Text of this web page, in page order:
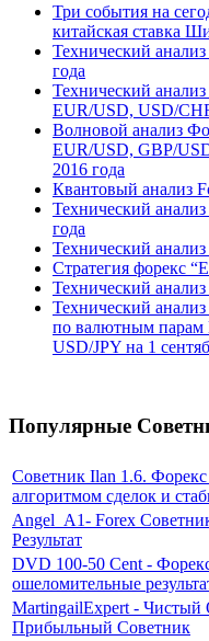
Три события на
китайская ставка
Технический
года
Технический
EUR/USD, USD/
Волновой анализ
EUR/USD, GBP/
2016 года
Квантовый анализ
Технический
года
Технический
Стратегия форекс
Технический
Технический
по валютным парам
USD/JPY на 1
Популярные
Советник Ilan 1.6.
алгоритмом сделок и
Angel_A1- Forex
Результат
DVD 100-50 Cent -
ошеломительные
MartingailExpert -
Прибыльный Советник